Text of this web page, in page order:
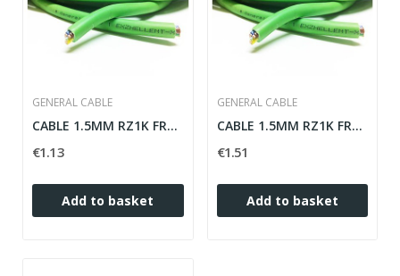
GENERAL CABLE
CABLE 1.5MM RZ1K FREE HALOGENOS 1 KV 3 DRIVERS
€1.13
Add to basket
GENERAL CABLE
CABLE 1.5MM RZ1K FREE HALOGENOS 1 KV 4 DRIVERS
€1.51
Add to basket